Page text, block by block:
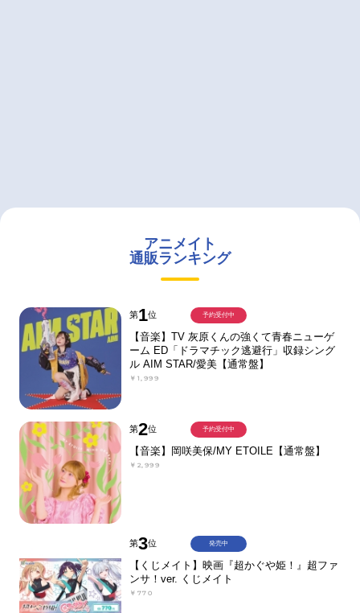
アニメイト
通販ランキング
第1位
【音楽】TV 灰原くんの強くて青春ニューゲ
ーム ED「ドラマチック逃避行」収録シング
ル AIM STAR/愛美【通常盤】
￥1,999
予約受付中
第2位
【音楽】岡咲美保/MY ETOILE【通常盤】
￥2,999
予約受付中
第3位
【くじメイト】映画『超かぐや姫！』超ファ
ンサ！ver. くじメイト
￥770
発売中